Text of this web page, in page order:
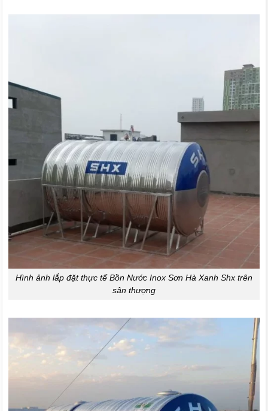
Hình ảnh lắp đặt thực tế Bồn Nước Inox Sơn Hà Xanh Shx trên
sân thượng